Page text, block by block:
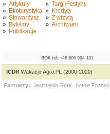
» Artykuły
» Ekoturystyka
» Stowarzysz.
» Byliśmy
» Publikacje
» Targi/Festyny
» Kredyty
» Z wizytą
» Archiwum
BOK tel: +48 606 994 101
ICDRWakacje.Agro.PL (2000-2020)
Partnerzy: Jastrzębia Góra hotele Poznań